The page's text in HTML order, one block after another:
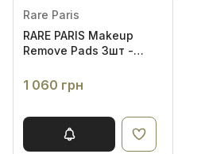
Rare Paris
RARE PARIS Makeup
Remove Pads 3шт -
зняття макіяжу
1 060 грн